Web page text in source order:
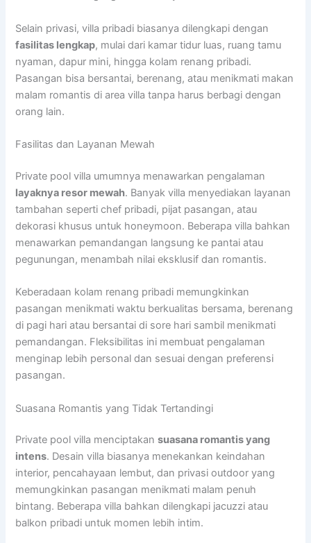
Selain privasi, villa pribadi biasanya dilengkapi dengan
fasilitas lengkap, mulai dari kamar tidur luas, ruang tamu
nyaman, dapur mini, hingga kolam renang pribadi.
Pasangan bisa bersantai, berenang, atau menikmati makan
malam romantis di area villa tanpa harus berbagi dengan
orang lain.
Fasilitas dan Layanan Mewah
Private pool villa umumnya menawarkan pengalaman
layaknya resor mewah. Banyak villa menyediakan layanan
tambahan seperti chef pribadi, pijat pasangan, atau
dekorasi khusus untuk honeymoon. Beberapa villa bahkan
menawarkan pemandangan langsung ke pantai atau
pegunungan, menambah nilai eksklusif dan romantis.
Keberadaan kolam renang pribadi memungkinkan
pasangan menikmati waktu berkualitas bersama, berenang
di pagi hari atau bersantai di sore hari sambil menikmati
pemandangan. Fleksibilitas ini membuat pengalaman
menginap lebih personal dan sesuai dengan preferensi
pasangan.
Suasana Romantis yang Tidak Tertandingi
Private pool villa menciptakansuasana romantis yang
intens. Desain villa biasanya menekankan keindahan
interior, pencahayaan lembut, dan privasi outdoor yang
memungkinkan pasangan menikmati malam penuh
bintang. Beberapa villa bahkan dilengkapi jacuzzi atau
balkon pribadi untuk momen lebih intim.